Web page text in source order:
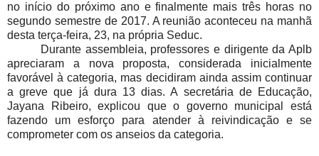
no início do próximo ano e finalmente mais três horas no
segundo semestre de 2017. A reunião aconteceu na manhã
desta terça-feira, 23, na própria Seduc.
Durante assembleia, professores e dirigente da Aplb
apreciaram a nova proposta, considerada inicialmente
favorável à categoria, mas decidiram ainda assim continuar
a greve que já dura 13 dias. A secretária de Educação,
Jayana Ribeiro, explicou que o governo municipal está
fazendo um esforço para atender à reivindicação e se
comprometer com os anseios da categoria.